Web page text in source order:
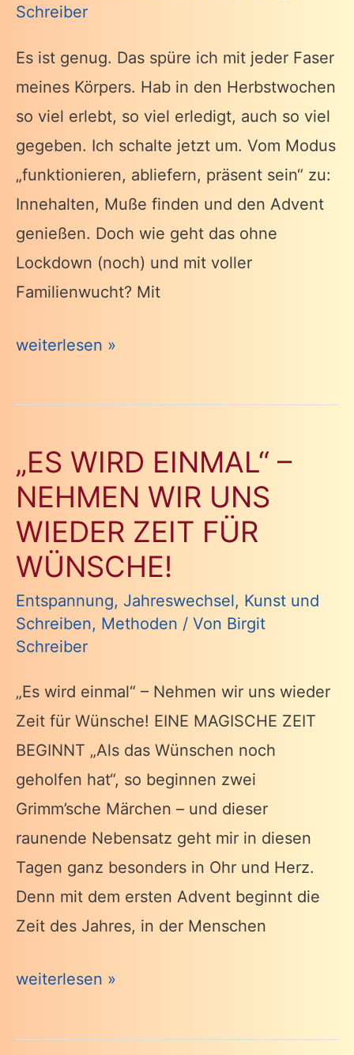
Schreiber
Es ist genug. Das spüre ich mit jeder Faser
meines Körpers. Hab in den Herbstwochen
so viel erlebt, so viel erledigt, auch so viel
gegeben. Ich schalte jetzt um. Vom Modus
„funktionieren, abliefern, präsent sein“ zu:
Innehalten, Muße finden und den Advent
genießen. Doch wie geht das ohne
Lockdown (noch) und mit voller
Familienwucht? Mit
Wünsch
was
und
andere
Advents-
Aktivitäten
weiterlesen »
„ES WIRD EINMAL“ –
NEHMEN WIR UNS
WIEDER ZEIT FÜR
WÜNSCHE!
Entspannung, Jahreswechsel, Kunst und
Schreiben, Methoden / Von Birgit
Schreiber
„Es wird einmal“ – Nehmen wir uns wieder
Zeit für Wünsche! EINE MAGISCHE ZEIT
BEGINNT „Als das Wünschen noch
geholfen hat“, so beginnen zwei
Grimm’sche Märchen – und dieser
raunende Nebensatz geht mir in diesen
Tagen ganz besonders in Ohr und Herz.
Denn mit dem ersten Advent beginnt die
Zeit des Jahres, in der Menschen
„ES
EINMAL“
weiterlesen »